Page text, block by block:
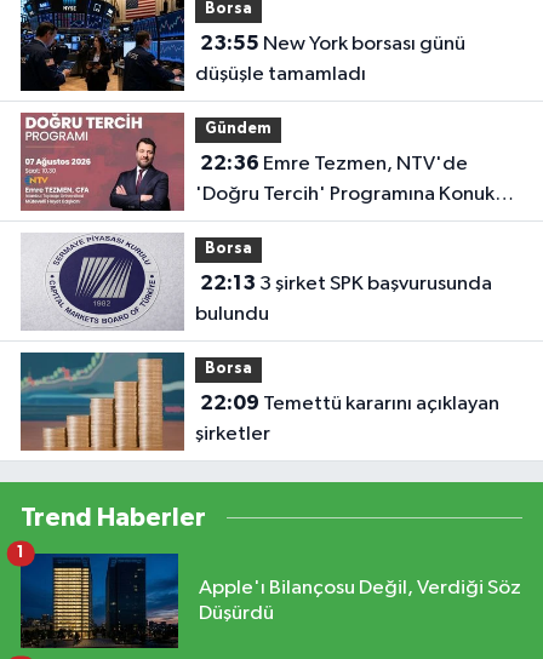
Borsa
23:55
düşüşle tamamladı
Gündem
22:36
'Doğru Tercih' Programına Konuk
Olacak
Borsa
22:13
bulundu
Borsa
22:09
şirketler
Trend Haberler
Apple'ı Bilançosu Değil, Verdiği Söz
Düşürdü
1